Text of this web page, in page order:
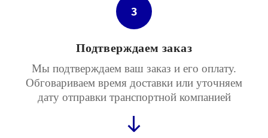
3
Подтверждаем заказ
Мы подтверждаем ваш заказ и его оплату.
Обговариваем время доставки или уточняем
дату отправки транспортной компанией